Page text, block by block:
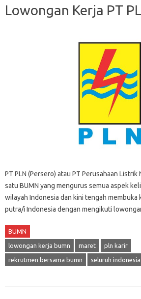
Lowongan Kerja PT
PT PLN (Persero) atau PT Perusahaan Listrik
satu BUMN yang mengurus semua aspek
wilayah Indonesia dan kini tengah membuka
putra/i Indonesia dengan mengikuti
BUMN
lowongan kerja bumn maret pln karir
rekrutmen bersama bumn seluruh indonesia